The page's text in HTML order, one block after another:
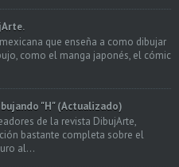
que enseña a como dibujar
como el manga japonés, el cómic
"H" (Actualizado)
de la revista DibujArte,
bastante completa sobre el
al...